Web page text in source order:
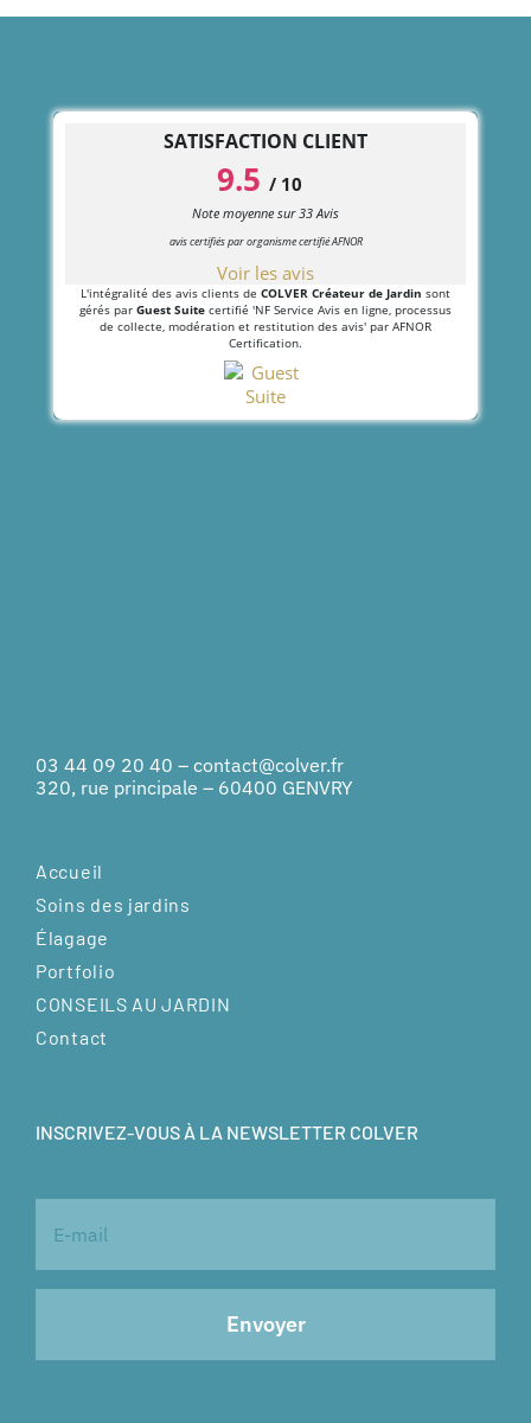
SATISFACTION CLIENT
9.5 / 10
Note moyenne sur33 Avis
avis certifiés par organisme certifié AFNOR
Voir les avis
L'intégralité des avis clients de COLVER Créateur de Jardin sont
gérés par Guest Suite certifié 'NF Service Avis en ligne, processus
de collecte, modération et restitution des avis' par AFNOR
Certification.
03 44 09 20 40 – contact@colver.fr
320, rue principale – 60400 GENVRY
Accueil
Soins des jardins
Élagage
Portfolio
CONSEILS AU JARDIN
Contact
INSCRIVEZ-VOUS À LA NEWSLETTER COLVER